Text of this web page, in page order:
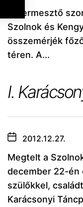
A dermesztő
Szolnok és
összemérjék
téren. A...
I.
2012.12.27.
Megtelt a
december 22-én
szülőkkel,
Karácsonyi